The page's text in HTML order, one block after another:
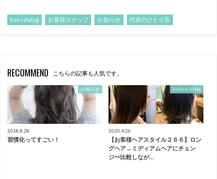
haircatalog お客様スナップ お知らせ 代表のひとり言
RECOMMEND こちらの記事も人気です。
お知らせ
2018.8.28
習慣化ってすごい！
Before After
2020.4.26
【お客様ヘアスタイル２６６】ロン
グヘア→ミディアムヘアにチェン
ジ〜比較しなが…